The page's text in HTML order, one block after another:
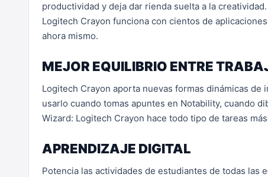
productividad y deja dar rienda suelta a la
Logitech Crayon funciona con cientos de
ahora mismo.
MEJOR EQUILIBRIO ENTRE
Logitech Crayon aporta nuevas formas dinámicas
usarlo cuando tomas apuntes en Notability, cuando
Wizard: Logitech Crayon hace todo tipo de tareas
APRENDIZAJE DIGITAL
Potencia las actividades de estudiantes de todas las